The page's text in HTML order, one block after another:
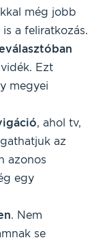
még jobb
a feliratkozás.
Ezt
megyei
, ahol tv,
az
azonos
egy
. Nem
se